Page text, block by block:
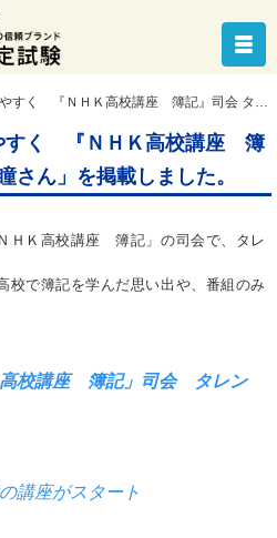
高校講座 簿記』司会 タレント 酒井瞳さん」を掲載しました。
すく 『ＮＨＫ高校講座 簿
さん」を掲載しました。
ＨＫ高校講座 簿記」の司会で、タレ
校で簿記を学んだ思い出や、番組のみ
高校講座 簿記」司会 タレン
講座がスタート